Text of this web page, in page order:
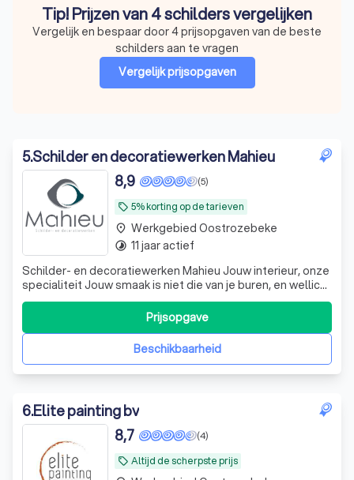
Tip! Prijzen van 4 schilders vergelijken
Vergelijk en bespaar door 4 prijsopgaven van de beste
schilders aan te vragen
Vergelijk prijsopgaven
5.Schilder en decoratiewerken Mahieu
local_offer 5% korting op de tarieven
(5)
8,9
Schilder- en decoratiewerken Mahieu Jouw interieur, onze
specialiteit Jouw smaak is niet die van je buren, en wellicht
ziet je huis er binnenin ook anders uit. Toch hebben jullie
zeker iets gemeen: je wil dat je woning professioneel is
afgewerkt, dat het interieur een streling voor het oog is.
Beschikbaarheid
Prijsopgave
place Werkgebied Oostrozebeke
timelapse 11 jaar actief
6.Elite painting bv
local_offer Altijd de scherpste prijs
(4)
8,7